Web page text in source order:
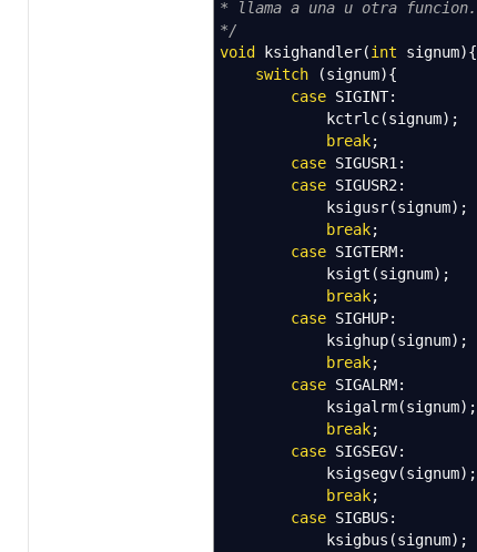
* llama a una u otra funcion.
*/
void
ksighandler(int signum){
switch
(signum){
case SIGINT:
kctrlc(signum) ;
break;
case SIGUSR1 :
case SIGUSR2 :
ksigusr(signum) ;
break;
case SIGTERM:
ksigt (signum) ;
break;
case SIGHUP:
ksighup(signum) ;
break;
case SIGALRM:
ksigalrm(signum) ;
break;
case SIGSEGV:
ksigsegv(signum) ;
break;
case SIGBUS:
ksigbus (signum) ;